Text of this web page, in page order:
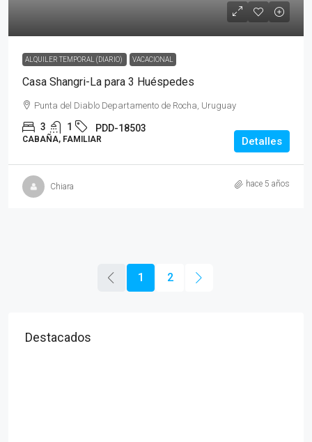
ALQUILER TEMPORAL (DIARIO) VACACIONAL
Casa Shangri-La para 3 Huéspedes
Punta del Diablo Departamento de Rocha, Uruguay
3 1 PDD-18503
CABAÑA, FAMILIAR Detalles
Chiara hace 5 años
1 2
Destacados